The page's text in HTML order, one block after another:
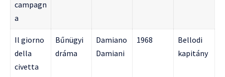
campagn
a
Il giorno
della
civetta
Bűnügyi
dráma
Damiano
Damiani
1968
Bellodi
kapitány